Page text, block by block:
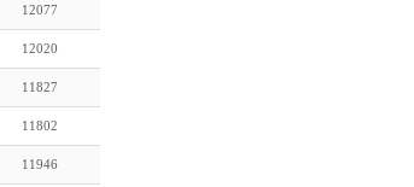
12077
12020
11827
11802
11946